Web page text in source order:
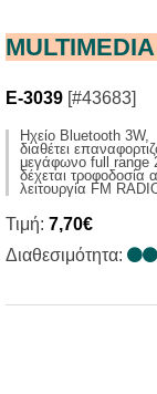
E-3039 [#43683]
Ηχείο Bluetooth 3W,
διαθέτει
μεγάφωνο full range
δέχεται τροφοδοσία
λειτουργία FM
Τιμή: 7,70€
Διαθεσιμότητα: